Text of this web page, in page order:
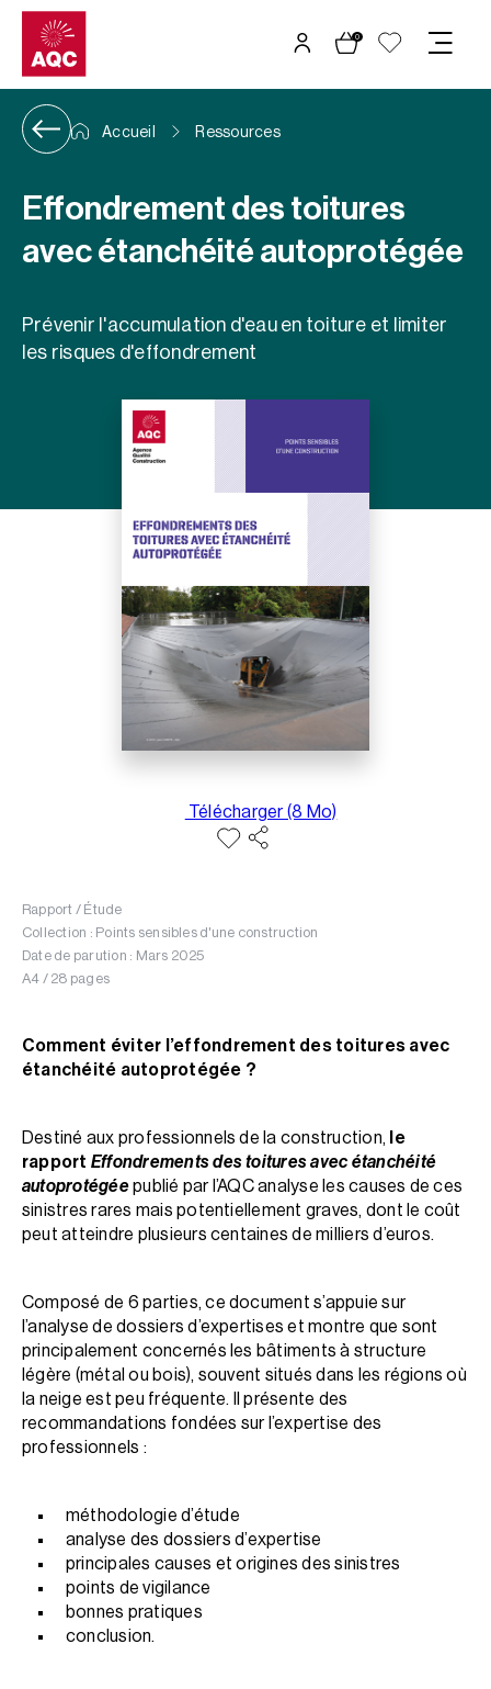
Panneau de gestion des cookies
0
Accueil Ressources
Effondrement des toitures
avec étanchéité autoprotégée
Prévenir l'accumulation d'eau en toiture et limiter
les risques d'effondrement
Télécharger (8 Mo)
Rapport / Étude
Collection : Points sensibles d'une construction
Date de parution : Mars 2025
A4 / 28 pages
Comment éviter l’effondrement des toitures avec
étanchéité autoprotégée ?
Destiné aux professionnels de la construction,
le
rapport Effondrements des toitures avec étanchéité
autoprotégéepublié par l’AQC analyse les causes de ces
sinistres rares mais potentiellement graves, dont le coût
peut atteindre plusieurs centaines de milliers d’euros.
Composé de 6 parties, ce document s’appuie sur
l’analyse de dossiers d’expertises et montre que sont
principalement concernés les bâtiments à structure
légère (métal ou bois), souvent situés dans les régions où
la neige est peu fréquente. Il présente des
recommandations fondées sur l’expertise des
professionnels :
méthodologie d’étude
analyse des dossiers d’expertise
principales causes et origines des sinistres
points de vigilance
bonnes pratiques
conclusion.